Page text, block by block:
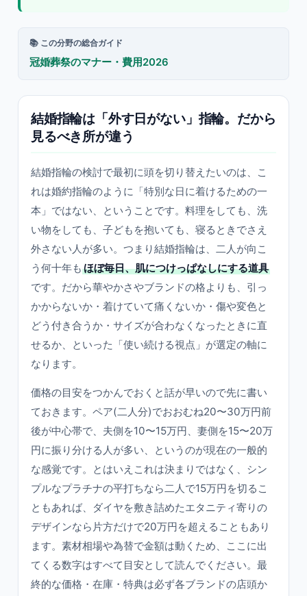
📚 この分野の総合ガイド
冠婚葬祭のマナー・費用2026
結婚指輪は「外す日がない」指輪。だから
見るべき所が違う
結婚指輪の検討で最初に頭を切り替えたいのは、こ
れは婚約指輪のように「特別な日に着けるための一
本」ではない、ということです。料理をしても、洗
い物をしても、子どもを抱いても、寝るときでさえ
外さない人が多い。つまり結婚指輪は、二人が向こ
う何十年も ほぼ毎日、肌につけっぱなしにする道具
です。だから華やかさやブランドの格よりも、引っ
かからないか・着けていて痛くないか・傷や変色と
どう付き合うか・サイズが合わなくなったときに直
せるか、といった「使い続ける視点」が選定の軸に
なります。
価格の目安をつかんでおくと話が早いので先に書い
ておきます。ペア(二人分)でおおむね20〜30万円前
後が中心帯で、夫側を10〜15万円、妻側を15〜20万
円に振り分ける人が多い、というのが現在の一般的
な感覚です。とはいえこれは決まりではなく、シン
プルなプラチナの平打ちなら二人で15万円を切るこ
ともあれば、ダイヤを敷き詰めたエタニティ寄りの
デザインなら片方だけで20万円を超えることもあり
ます。素材相場や為替で金額は動くため、ここに出
てくる数字はすべて目安として読んでください。最
終的な価格・在庫・特典は必ず各ブランドの店頭か